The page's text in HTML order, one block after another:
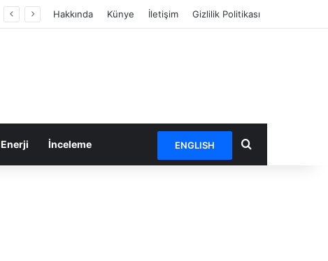
Hakkında Künye İletişim Gizlilik Politikası
Enerji İnceleme ENGLISH Arama yap ...